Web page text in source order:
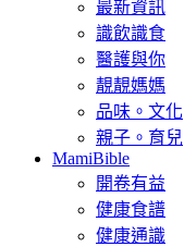
最新資訊
識飲識食
醫護與你
靚靚媽媽
品味。文化
親子。育兒
MamiBible
開卷有益
健康食譜
健康通識